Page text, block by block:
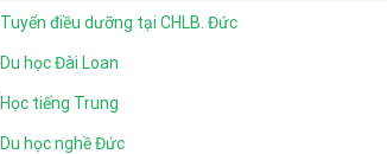
Tuyển điều dưỡng tại CHLB. Đức
Du học Đài Loan
Học tiếng Trung
Du học nghề Đức